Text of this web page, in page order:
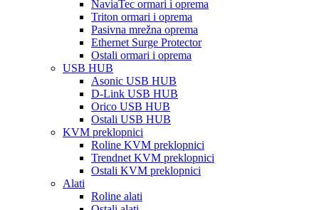
NaviaTec ormari i oprema
Triton ormari i oprema
Pasivna mrežna oprema
Ethernet Surge Protector
Ostali ormari i oprema
USB HUB
Asonic USB HUB
D-Link USB HUB
Orico USB HUB
Ostali USB HUB
KVM preklopnici
Roline KVM preklopnici
Trendnet KVM preklopnici
Ostali KVM preklopnici
Alati
Roline alati